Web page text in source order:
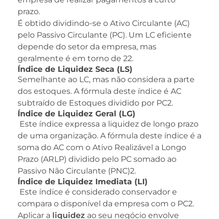
prazo.
É obtido dividindo-se o Ativo Circulante (AC)
pelo Passivo Circulante (PC). Um LC eficiente
depende do setor da empresa, mas
geralmente é em torno de 22.
Índice de Liquidez Seca (LS)
Semelhante ao LC, mas não considera a parte
dos estoques. A fórmula deste índice é AC
subtraído de Estoques dividido por PC2.
Índice de Liquidez Geral (LG)
Este índice expressa a liquidez de longo prazo
de uma organização. A fórmula deste índice é a
soma do AC com o Ativo Realizável a Longo
Prazo (ARLP) dividido pelo PC somado ao
Passivo Não Circulante (PNC)2.
Índice de Liquidez Imediata (LI)
Este índice é considerado conservador e
compara o disponível da empresa com o PC2.
Aplicar a liquidez ao seu negócio envolve